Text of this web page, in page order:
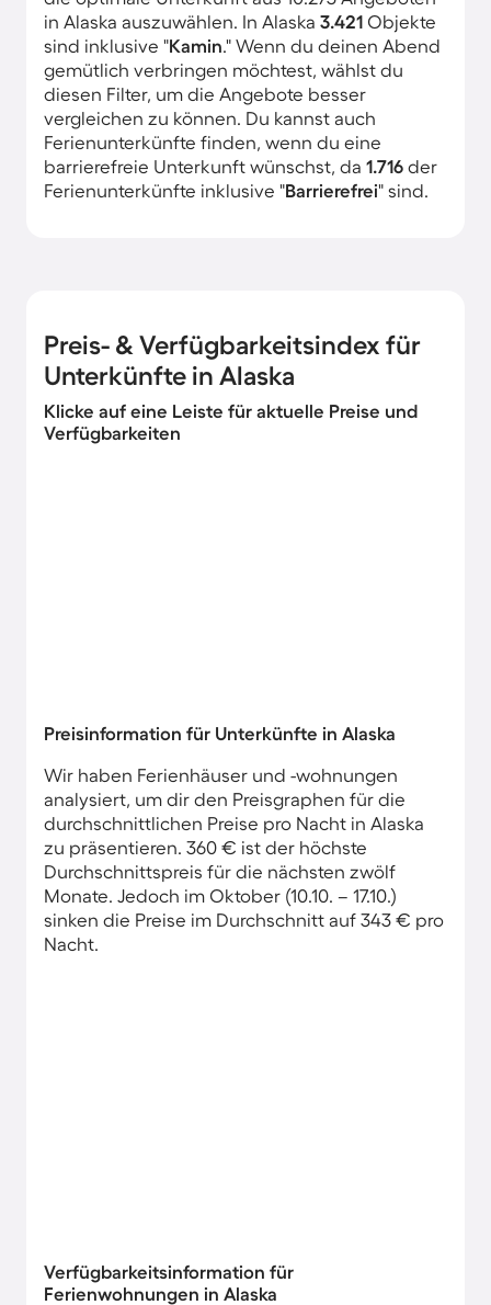
in Alaska auszuwählen. In Alaska 3.421 Objekte
sind inklusive "Kamin." Wenn du deinen Abend
gemütlich verbringen möchtest, wählst du
diesen Filter, um die Angebote besser
vergleichen zu können. Du kannst auch
Ferienunterkünfte finden, wenn du eine
barrierefreie Unterkunft wünschst, da 1.716 der
Ferienunterkünfte inklusive "Barrierefrei" sind.
Preis- & Verfügbarkeitsindex für
Unterkünfte in Alaska
Klicke auf eine Leiste für aktuelle Preise und
Verfügbarkeiten
Preisinformation für Unterkünfte in Alaska
Wir haben Ferienhäuser und -wohnungen
analysiert, um dir den Preisgraphen für die
durchschnittlichen Preise pro Nacht in Alaska
zu präsentieren. 360 € ist der höchste
Durchschnittspreis für die nächsten zwölf
Monate. Jedoch im Oktober (10.10. – 17.10.)
sinken die Preise im Durchschnitt auf 343 € pro
Nacht.
Verfügbarkeitsinformation für
Ferienwohnungen in Alaska